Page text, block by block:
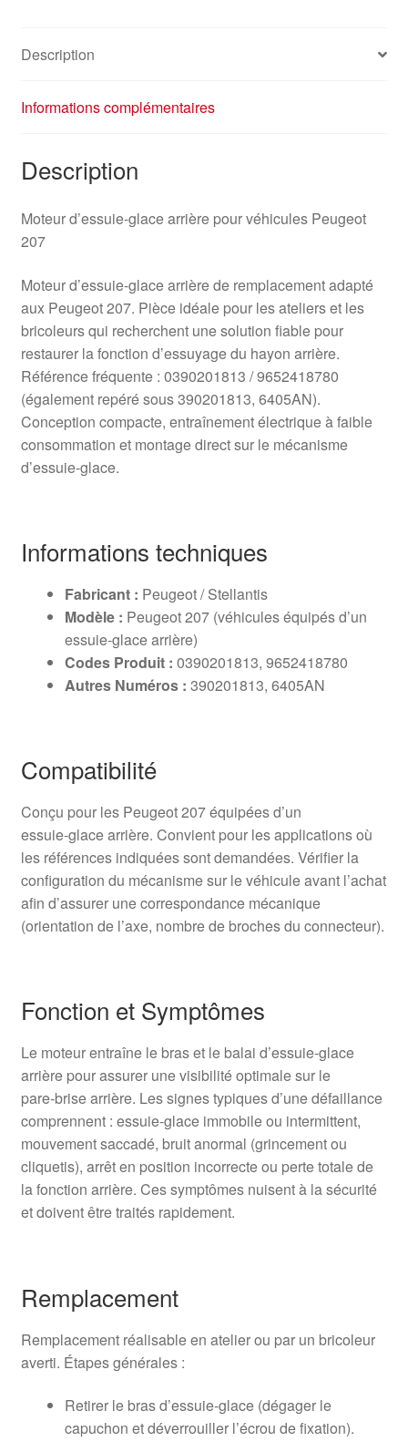
Description
Informations complémentaires
Description
Moteur d’essuie‑glace arrière pour véhicules Peugeot
207
Moteur d’essuie‑glace arrière de remplacement adapté
aux Peugeot 207. Pièce idéale pour les ateliers et les
bricoleurs qui recherchent une solution fiable pour
restaurer la fonction d’essuyage du hayon arrière.
Référence fréquente : 0390201813 / 9652418780
(également repéré sous 390201813, 6405AN).
Conception compacte, entraînement électrique à faible
consommation et montage direct sur le mécanisme
d’essuie‑glace.
Informations techniques
Fabricant : Peugeot / Stellantis
Modèle : Peugeot 207 (véhicules équipés d’un
essuie‑glace arrière)
Codes Produit : 0390201813, 9652418780
Autres Numéros : 390201813, 6405AN
Compatibilité
Conçu pour les Peugeot 207 équipées d’un
essuie‑glace arrière. Convient pour les applications où
les références indiquées sont demandées. Vérifier la
configuration du mécanisme sur le véhicule avant l’achat
afin d’assurer une correspondance mécanique
(orientation de l’axe, nombre de broches du connecteur).
Fonction et Symptômes
Le moteur entraîne le bras et le balai d’essuie‑glace
arrière pour assurer une visibilité optimale sur le
pare‑brise arrière. Les signes typiques d’une défaillance
comprennent : essuie‑glace immobile ou intermittent,
mouvement saccadé, bruit anormal (grincement ou
cliquetis), arrêt en position incorrecte ou perte totale de
la fonction arrière. Ces symptômes nuisent à la sécurité
et doivent être traités rapidement.
Remplacement
Remplacement réalisable en atelier ou par un bricoleur
averti. Étapes générales :
Retirer le bras d’essuie‑glace (dégager le
capuchon et déverrouiller l’écrou de fixation).